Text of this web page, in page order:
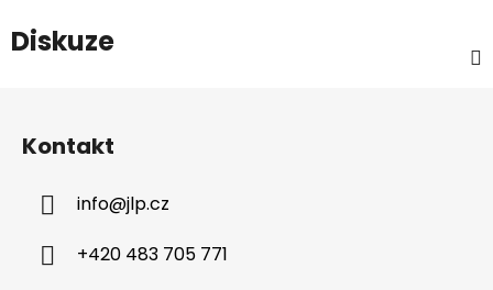
Diskuze
Kontakt
info@jlp.cz
+420 483 705 771